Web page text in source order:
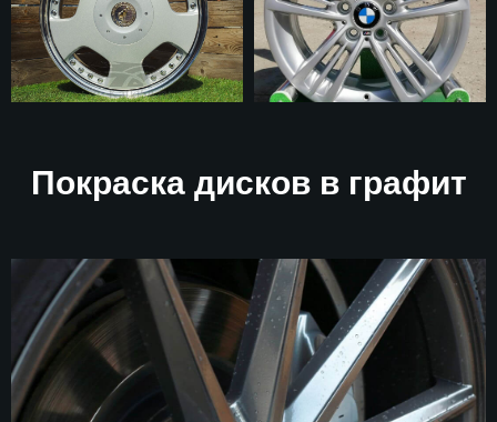
Покраска дисков в графит